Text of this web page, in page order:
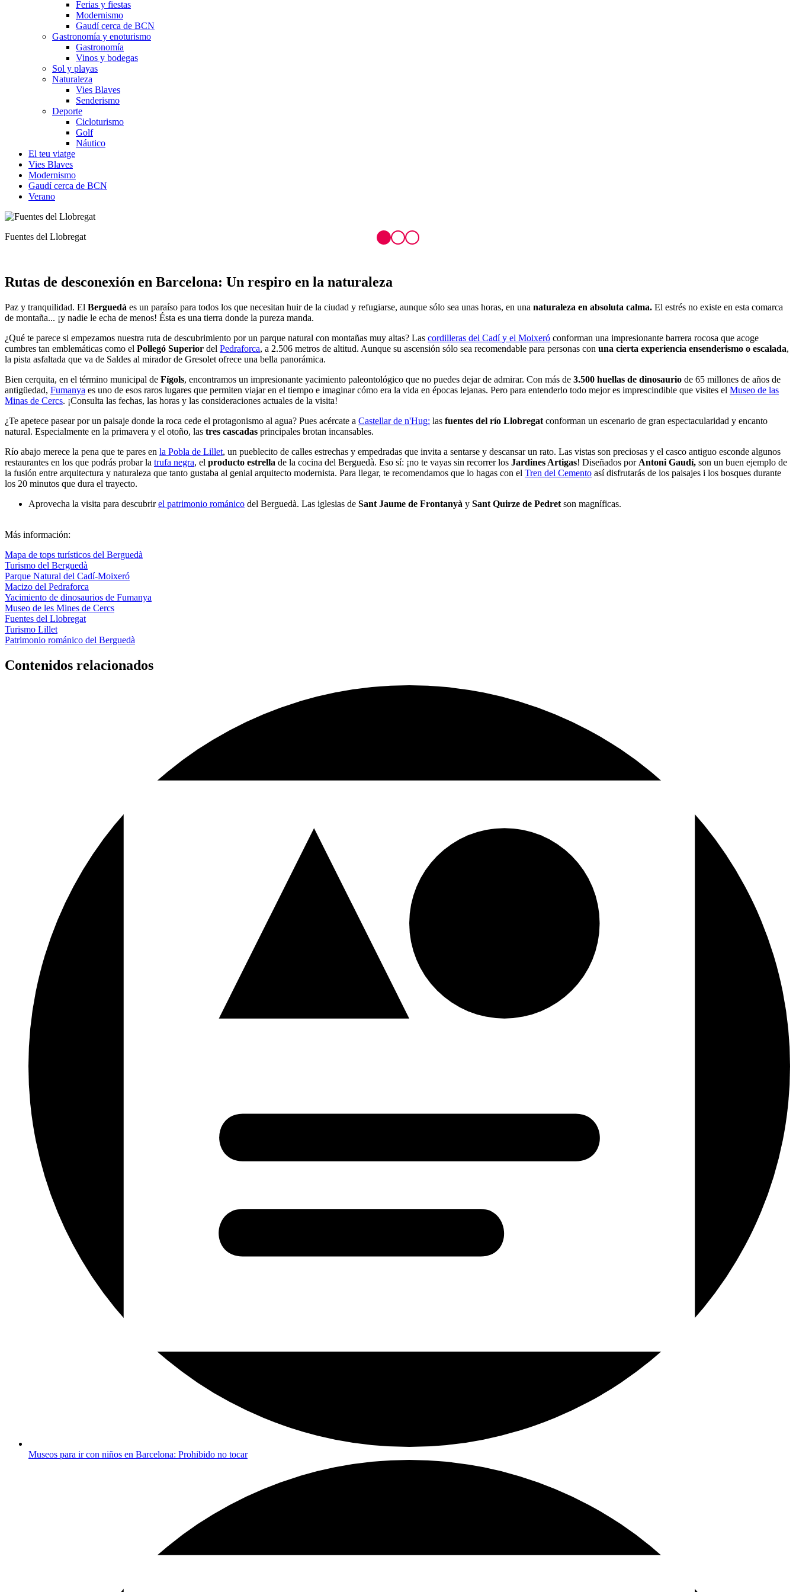
Ferias y fiestas
Modernismo
Gaudí cerca de BCN
Gastronomía y enoturismo
Gastronomía
Vinos y bodegas
Sol y playas
Naturaleza
Vies Blaves
Senderismo
Deporte
Cicloturismo
Golf
Náutico
El teu viatge
Vies Blaves
Modernismo
Gaudí cerca de BCN
Verano
Jardines Artigas
Rutas de desconexión en Barcelona: Un respiro en la naturaleza
Paz y tranquilidad. El Berguedà es un paraíso para todos los que necesitan huir de la ciudad y refugiarse, aunque sólo sea unas horas, en una naturaleza en absoluta calma. El estrés no existe en esta comarca
de montaña... ¡y nadie le echa de menos! Ésta es una tierra donde la pureza manda.
¿Qué te parece si empezamos nuestra ruta de descubrimiento por un parque natural con montañas muy altas? Las cordilleras del Cadí y el Moixeró conforman una impresionante barrera rocosa que acoge
cumbres tan emblemáticas como el Pollegó Superior del Pedraforca, a 2.506 metros de altitud. Aunque su ascensión sólo sea recomendable para personas con una cierta experiencia ensenderismo o escalada,
la pista asfaltada que va de Saldes al mirador de Gresolet ofrece una bella panorámica.
Bien cerquita, en el término municipal de Fígols, encontramos un impresionante yacimiento paleontológico que no puedes dejar de admirar. Con más de 3.500 huellas de dinosaurio de 65 millones de años de
antigüedad, Fumanya es uno de esos raros lugares que permiten viajar en el tiempo e imaginar cómo era la vida en épocas lejanas. Pero para entenderlo todo mejor es imprescindible que visites el Museo de las
Minas de Cercs. ¡Consulta las fechas, las horas y las consideraciones actuales de la visita!
¿Te apetece pasear por un paisaje donde la roca cede el protagonismo al agua? Pues acércate a Castellar de n'Hug: las fuentes del río Llobregat conforman un escenario de gran espectacularidad y encanto
natural. Especialmente en la primavera y el otoño, las tres cascadas principales brotan incansables.
Río abajo merece la pena que te pares en la Pobla de Lillet, un pueblecito de calles estrechas y empedradas que invita a sentarse y descansar un rato. Las vistas son preciosas y el casco antiguo esconde algunos
restaurantes en los que podrás probar la trufa negra, el producto estrella de la cocina del Berguedà. Eso sí: ¡no te vayas sin recorrer los Jardines Artigas! Diseñados por Antoni Gaudí, son un buen ejemplo de
la fusión entre arquitectura y naturaleza que tanto gustaba al genial arquitecto modernista. Para llegar, te recomendamos que lo hagas con el Tren del Cemento así disfrutarás de los paisajes i los bosques durante
los 20 minutos que dura el trayecto.
Aprovecha la visita para descubrirel patrimonio románico del Berguedà. Las iglesias de Sant Jaume de Frontanyà y Sant Quirze de Pedret son magníficas.
Más información:
Mapa de tops turísticos del Berguedà
Turismo del Berguedà
Parque Natural del Cadí-Moixeró
Macizo del Pedraforca
Yacimiento de dinosaurios de Fumanya
Museo de les Mines de Cercs
Fuentes del Llobregat
Turismo Lillet
Patrimonio románico del Berguedà
Contenidos relacionados
Museos para ir con niños en Barcelona: Prohibido no tocar